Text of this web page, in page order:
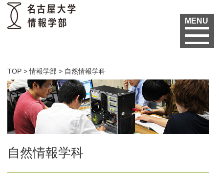
MENU
TOP >情報学部 > 自然情報学科
自然情報学科